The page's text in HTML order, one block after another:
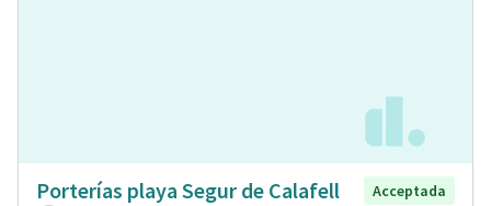
Porterías playa Segur de Calafell
Acceptada